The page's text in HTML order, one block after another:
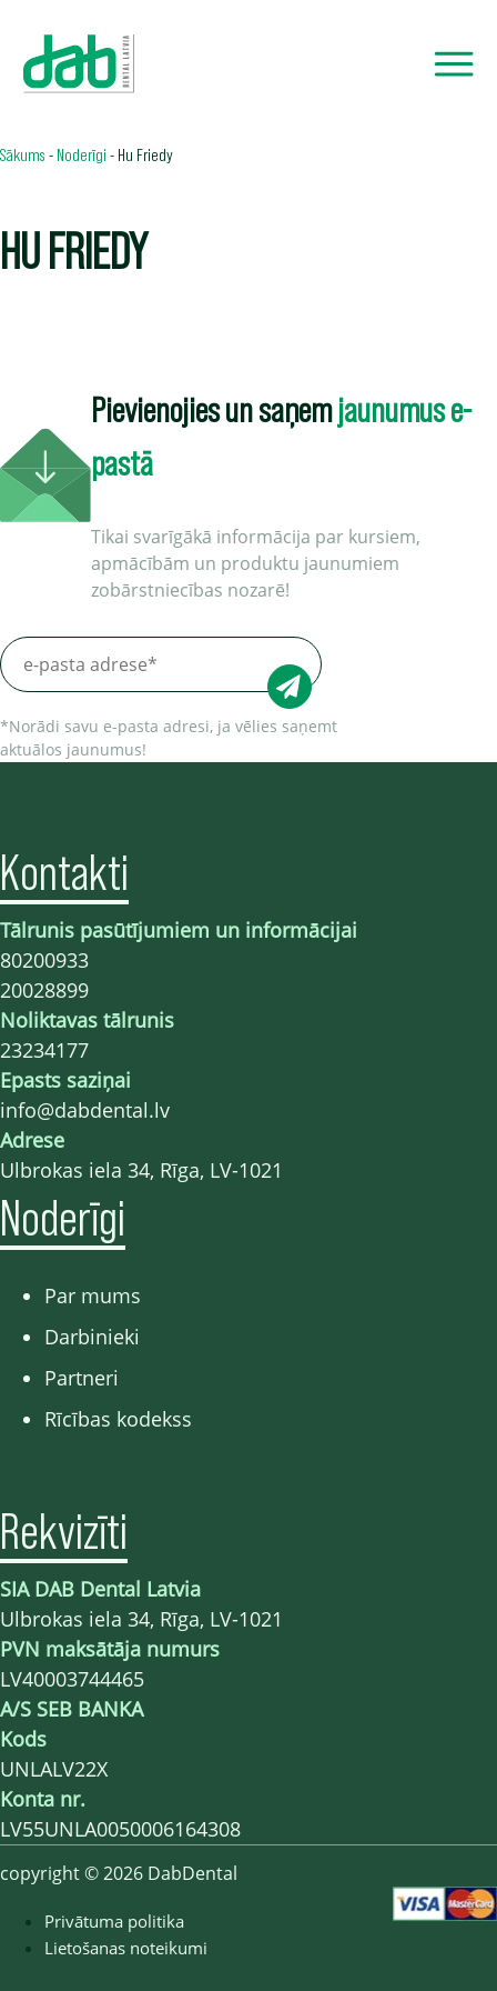
Sākums - Noderīgi - Hu Friedy
HU FRIEDY
Pievienojies un saņemjaunumus e-
pastā
Tikai svarīgākā informācija par kursiem,
apmācībām un produktu jaunumiem
zobārstniecības nozarē!
*Norādi savu e-pasta adresi, ja vēlies saņemt
aktuālos jaunumus!
Kontakti
Tālrunis pasūtījumiem un informācijai
80200933
20028899
Noliktavas tālrunis
23234177
Epasts saziņai
info@dabdental.lv
Adrese
Ulbrokas iela 34, Rīga, LV-1021
Noderīgi
Par mums
Darbinieki
Partneri
Rīcības kodekss
Rekvizīti
SIA DAB Dental Latvia
Ulbrokas iela 34, Rīga, LV-1021
PVN maksātāja numurs
LV40003744465
A/S SEB BANKA
Kods
UNLALV22X
Konta nr.
LV55UNLA0050006164308
copyright © 2026 DabDental
Privātuma politika
Lietošanas noteikumi